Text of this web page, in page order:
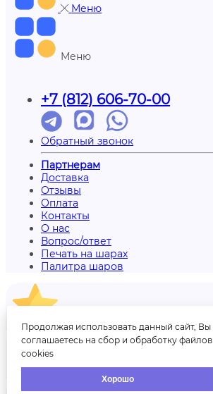
Меню
Меню
+7 (812) 606-70-00
Обратный звонок
Партнерам
Доставка
Отзывы
Оплата
Контакты
О нас
Вопрос/ответ
Печать на шарах
Палитра шаров
Отзывы
Продолжая использовать данный сайт, Вы
соглашаетесь на сбор и обработку файлов
cookies
Хорошо